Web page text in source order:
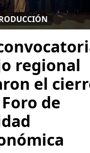
regional
el
de